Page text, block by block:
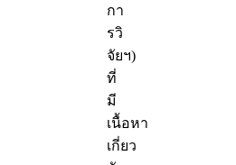
กา
รวิ
จัยฯ)
ที่
มี
เนื้อหา
เกี่ยว